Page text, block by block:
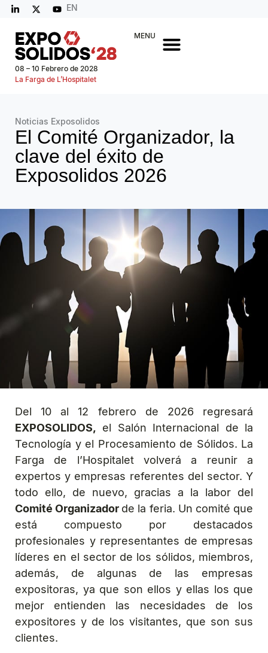
EN
08 – 10 Febrero de 2028
La Farga de L’Hospitalet
MENU
Noticias Exposolidos
El Comité Organizador, la
clave del éxito de
Exposolidos 2026
Del 10 al 12 febrero de 2026 regresará
EXPOSOLIDOS, el Salón Internacional de la
Tecnología y el Procesamiento de Sólidos. La
Farga de l’Hospitalet volverá a reunir a
expertos y empresas referentes del sector. Y
todo ello, de nuevo, gracias a la labor del
Comité Organizador de la feria. Un comité que
está compuesto por destacados
profesionales y representantes de empresas
líderes en el sector de los sólidos, miembros,
además, de algunas de las empresas
expositoras, ya que son ellos y ellas los que
mejor entienden las necesidades de los
expositores y de los visitantes, que son sus
clientes.